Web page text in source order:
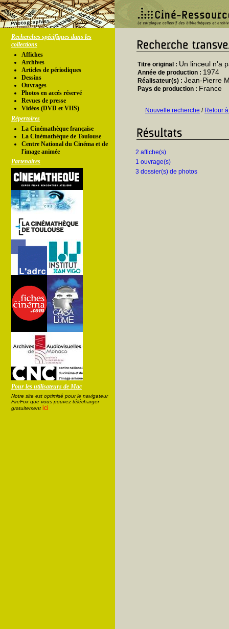
Recherches spécifiques dans les
collections
Affiches
Archives
Articles de périodiques
Dessins
Ouvrages
Photos en accés réservé
Revues de presse
Vidéos (DVD et VHS)
Répertoires
La Cinémathèque française
La Cinémathèque de Toulouse
Centre National du Cinéma et de
l'image animée
Partenaires
Pour les utilisateurs de Mac
Notre site est optimisé pour le navigateur
FireFox que vous pouvez télécharger
gratuitement ici
Titre original : Un linceul n'a
Année de production : 1974
Réalisateur(s) : Jean-Pierre
Pays de production : France
Nouvelle recherche / Retour
2 affiche(s)
1 ouvrage(s)
3 dossier(s) de photos